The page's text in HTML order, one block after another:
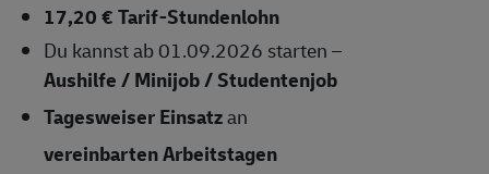
17,20 € Tarif-Stundenlohn
Du kannst ab 01.09.2026 starten –
Aushilfe / Minijob / Studentenjob
Tagesweiser Einsatzan
vereinbarten Arbeitstagen